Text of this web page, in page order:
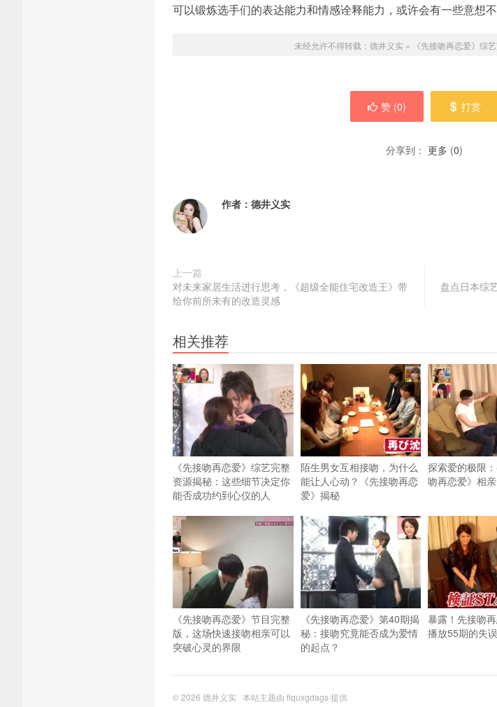
可以锻炼选手们的表达能力和情感诠释能力，或许会有一些意想
未经允许不得转载： 德井义实 » 《先接吻再恋爱》综
赞 (0) 打赏
分享到： 更多 (0)
作者： 德井义实
上一篇
对未来家居生活进行思考，《超级全能住宅改造王》带
给你前所未有的改造灵感
盘点日本综
相关推荐
《先接吻再恋爱》综艺完整
资源揭秘：这些细节决定你
能否成功约到心仪的人
陌生男女互相接吻，为什么
能让人心动？《先接吻再恋
爱》揭秘
探索爱的极限
吻再恋爱》相
《先接吻再恋爱》节目完整
版，这场快速接吻相亲可以
突破心灵的界限
《先接吻再恋爱》第40期揭
秘：接吻究竟能否成为爱情
的起点？
暴露！先接吻
播放55期的失
© 2026 德井义实 本站主题由 flquxgdags提供